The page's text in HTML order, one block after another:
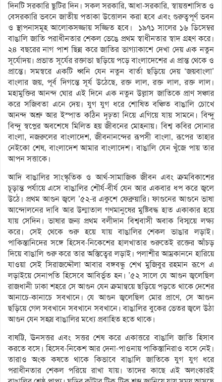
দিনটি সরকারি ছুটির দিন। সকল সরকারি, আধা-সরকারি, স্বায়ত্তশাসিত ও
বেসরকারি ভবনে জাতীয় পতাকা উত্তোলন করা হবে এবং গুরুত্বপূর্ণ ভবন
ও স্থাপনাসমূহ আলোকসজ্জায় সজ্জিত হবে। ১৯৭১ সালের ১৬ ডিসেম্বর
বাঙালি জাতি পরাধীনতার শেকল ভেঙে প্রথম স্বাধীনতার স্বাদ গ্রহণ করে।
২৪ বছরের নাগ পাশ ছিন্ন করে জাতির ভাগ্যাকাশে দেখা দেয় এক নতুন
সূর্যোদয়। প্রভাত সূর্যের রক্তাভা ছড়িয়ে পড়ে বাংলাদেশের এ প্রান্ত থেকে ও
প্রান্তে। সমস্বরে একটি ধ্বনি যেন নতুন বার্তা ছড়িয়ে দেয় ‘জয়বাংলা’
বাংলার জয়, পূর্ব দিগন্তে সূর্য উঠেছে, রক্ত লাল, রক্ত লাল, রক্ত লাল।
মহামুক্তির আনন্দ ঘোর এই দিনে এক নতুন উল্লাস জাতিকে প্রাণ সঞ্চার
করে সজিবতা এনে দেয়। যুগ যুগ ধরে শোষিত বঞ্চিত বাঙালি চোখে
আনন্দ অশ্রু আর ইস্পাত কঠিন দৃঢ়তা নিয়ে এগিয়ে যায় সামনে। বিন্দু
বিন্দু স্বপ্নের অবশেষে মিলিত হয় জীবনের মোহনায়। বিশ্ব কবির সোনার
বাংলা, নজরুলের বাংলাদেশ, জীবনানন্দের রূপসী বাংলা, রূপের তাহার
নেইকো শেষ, বাংলাদেশ আমার বাংলাদেশ। বাঙালি যেন খুঁজে পায় তার
আপন সত্তাকে।
আদি বাঙালির সাংস্কৃতিক ও আর্থ-সামাজিক জীবন এবং ক্রমবিকাশের
চূড়ান্ত পর্যায়ে এসে বাঙালির শৌর্য-বীর্য যেন আর একবার ধপ করে জ্বলে
উঠে। প্রথম আগুন জ্বলে ’৫২-র একুশে ফেব্রুয়ারি। ফাগুনের আগুনে ভাষা
আন্দোলনের দাবি আর উন্মাতাল গণমানুষের মুষ্টিবদ্ধ হাত একাকার হয়ে
যায় সেদিন। ভাষার জন্য প্রথম বলীদান বিশ্ববাসী অবাক বিস্ময়ে লক্ষ্য
করে। সেই থেকে শুরু হয়ে যায় বাঙালির শেকল ভাঙার লড়াই।
পাকিস্তানিদের সঙ্গে হিসেব-নিকেশের হালখাতার শুরুতেই রক্তের আঁচড়
দিয়ে বাঙালি শুরু করে তার অস্তিত্বের লড়াই। পলাশীর আম্রকাননে হারিয়ে
যাওয়া সেই সিরাজদ্দৌলা আবার বঙ্গবন্ধু শেখ মুজিবুর রহমান রূপে এ
লড়াইয়ে সেনাপতি হিসেবে আবির্ভূত হন। ’৫২ সালে যে আগুন জ্বলেছিল
রাজধানী ঢাকা শহরে সে আগুন যেন ক্রমান্বয়ে ছড়িয়ে পড়তে থাকে দেশের
আনাচে-কানাচে সবখানে। যে আগুন জ্বলেছিল মোর প্রাণে, সে আগুন
ছড়িয়ে গেল সবখানে সবখানে সবখানে। বাঙালির বুকের ভেতর জ্বলে উঠা
আগুন যেন সহস্র বাঙালির মধ্যে প্রবাহিত হতে থাকে।
বাষট্টি, ঊনসত্তর এবং সত্তর শেষ করে একাত্তরে বাঙালি জাতি হিসাব
করতে বসে। হিসেব-নিকেশ আর দেনা-পাওনায় পাকিস্তানিরাও বসে নেই।
তারাও অংক কষতে থাকে কিভাবে বাঙালি জাতিকে যুগ যুগ ধরে
পরাধীনতার শেকল পরিয়ে রাখা যায়। তাদের কাছে এই অলংকারই